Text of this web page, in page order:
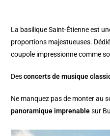
La basilique Saint-Étienne est
proportions majestueuses.
coupole impressionne comme
Desconcerts de musique
Ne manquez pas de monter au
panoramique imprenablesur